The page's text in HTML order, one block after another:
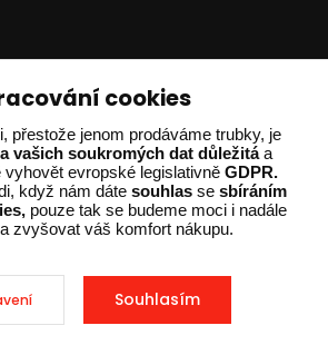
Dvořák
234 254
- 15:00)
karlik.cz
– Všechna práva vyhrazena. Design od
cookies
přestože jenom prodáváme trubky, je
vašich soukromých dat důležitáa
evropské legislativně GDPR.
když nám dáte souhlas se sbíráním
pouze tak se budeme moci i nadále
zvyšovat váš komfort nákupu.
Souhlasím